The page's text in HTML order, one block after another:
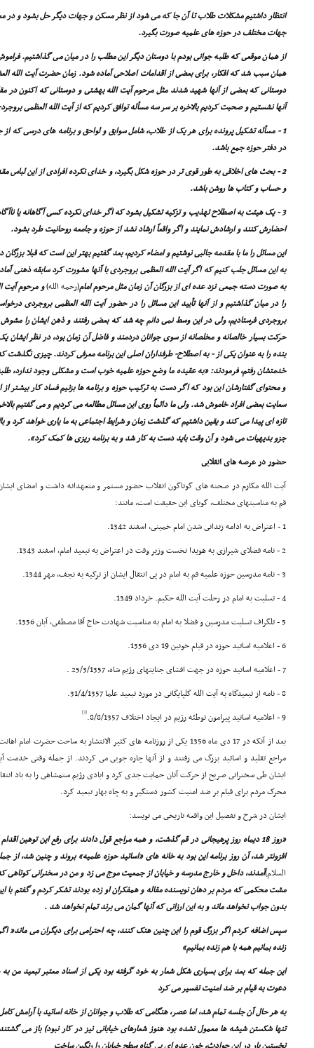
انتظار داشتیم مشکلات طلاب تا آن جا که مى شود از نظر مسکن و جهات دیگر حل بشود و در
جهات مختلف در حوزه هاى علمیه صورت بگیرد.
از همان موقعى که طلبه جوانى بودم با دوستان دیگر این مطلب را در میان مى گذاشتیم.
همان سبب شد که افکار، براى بعضى از اقدامات اصلاحى آماده شود. زمان حضرت آیت الله
دوستانى که بعضى از آنها شهید شدند مثل مرحوم آیت الله بهشتى و دوستانى که اکنون در
آنها نشستیم و صحبت کردیم بالاخره بر سر سه مسأله توافق کردیم که از آیت الله العظمى
1 - مسأله تشکیل پرونده براى هر یک از طلاب، شامل سوابق و لواحق و برنامه هاى درسى که
در دفتر حوزه جمع باشد.
2 - بحث هاى اخلاقى به طور قوى تر در حوزه شکل بگیرد، و خداى نکرده افرادى از این لباس
و حساب و کتاب ها روشن باشد.
3 - یک هیئت به اصطلاح تهذیب و تزکیه تشکیل بشود که اگر خداى نکرده کسى آگاهانه یا
احضارش کنند و ارشادش نمایند و اگر واقعاً ارشاد نشد از حوزه و جامعه روحانیت طرد بشود.
این مسائل را ما با مقدمه جالبى نوشتیم و امضاء کردیم، بعد گفتیم بهتر این است که قبلا
به این مسائل جلب کنیم که اگر آیت الله العظمى بروجردى با آنها مشورت کرد سابقه ذهنى
به صورت دسته جمعى نزد عده اى از بزرگان آن زمان مثل مرحوم امام(رحمه الله)و مرحوم آیت
را در میان گذاشتیم و از آنها تأیید این مسائل را در حضور آیت الله العظمى بروجردى
بروجردى فرستادیم، ولى در این وسط نمى دانم چه شد که بعضى رفتند و ذهن ایشان را
حرکت بسیار خالصانه و مخلصانه از سوى جوانان دردمند و فاضل آن زمان بود، در نظر ایشان
بنده را به عنوان یکى از - به اصطلاح- طرفداران اصلى این برنامه معرفى کردند. چیزى نگذشت
خدمتشان رفتم، فرمودند: «به عقیده ما وضع حوزه علمیه خوب است و مشکلى وجود ندارد،
و محتواى گفتارشان این بود که اگر دست به ترکیب حوزه و برنامه ها بزنیم فساد کار بیشتر
سعایت بعضى افراد خاموش شد. ولى ما دائماً روى این مسائل مطالعه مى کردیم و مى گفتیم
تازه اى پیدا مى کند و یقین داشتیم که گذشت زمان و شرایط اجتماعى به ما یارى خواهد کرد و
جزو بدیهیات مى شود و آن وقت باید دست به کار شد و به برنامه ریزى ها کمک کرد».
حضور در عرصه هاى انقلابى
آیت الله مکارم در صحنه هاى گوناگون انقلاب حضور مستمر و متعهدانه داشت و امضاى
قم به مناسبتهاى مختلف، گویاى این حقیقت است، مانند:
1 - اعتراض به ادامه زندانى شدن امام خمینى، اسفند 1342.
2 - نامه فضلاى شیرازى به هویدا نخست وزیر وقت در اعتراض به تبعید امام، اسفند 1343.
3 - نامه مدرسین حوزه علمیه قم به امام در پى انتقال ایشان از ترکیه به نجف، مهر 1344.
4 - تسلیت به امام در رحلت آیت الله حکیم. خرداد 1349.
5 - تلگراف تسلیت مدرسین و فضلا به امام به مناسبت شهادت حاج آقا مصطفى، آبان 1356.
6 - اعلامیه اساتید حوزه در قیام خونین 19 دى 1356.
7 - اعلامیه اساتید حوزه در جهت افشاى جنایتهاى رژیم شاه، 25/3/1357 .
8 - نامه از تبعیدگاه به آیت الله گلپایگانى در مورد تبعید علما 31/4/1357.
9 - اعلامیه اساتید پیرامون توطئه رژیم در ایجاد اختلاف 8/8/1357.
[3]
بعد از آنکه در 17 دى ماه 1356 یکى از روزنامه هاى کثیر الانتشار به ساحت
مراجع تقلید و اساتید بزرگ مى رفتند و از آنها چاره جویى مى کردند. از جمله وقتى خدمت
ایشان طى سخنرانى صریح از حرکت آنان حمایت جدى کرد و ایادى رژیم ستمشاهى را به باد
محرک مردم براى قیام بر ضد امنیت کشور دستگیر و به چاه بهار تبعید کرد.
ایشان در شرح و تفصیل این واقعه تاریخى مى نویسد:
«روز 18 دیماه روز پرهیجانى در قم گذشت، و همه مراجع قول دادند براى رفع این توهین
افزونتر شد، آن روز برنامه این بود به خانه هاى «اساتید حوزه علمیه» بروند و چنین شد، از
السلام)آمدند، داخل و خارج مدرسه و خیابان از جمعیت موج مى زد و من در سخنرانى
مشت محکمى که مردم بر دهان نویسنده مقاله و همفکران او زده بودند تشکر کردم و گفتم با
بدون جواب نخواهد ماند و به این ارزانى که آنها گمان مى برند تمام نخواهد شد .
سپس اضافه کردم اگر بزرگ قوم را این چنین هتک کنند، چه احترامى براى دیگران مى ماند«
زنده بمانیم همه با هم زنده بمانیم»
این جمله که بعد براى بسیارى شکل شعار به خود گرفته بود یکى از اسناد معتبر تبعید من
دعوت به قیام بر ضد امنیت تفسیر مى کرد
به هر حال آن جلسه تمام شد، اما عصر، هنگامى که طلاب و جوانان از خانه اساتید با آرامش
تنها شکستن شیشه ها معمول نشده بود هنوز شعارهاى خیابانى نیز در کار نبود) باز مى